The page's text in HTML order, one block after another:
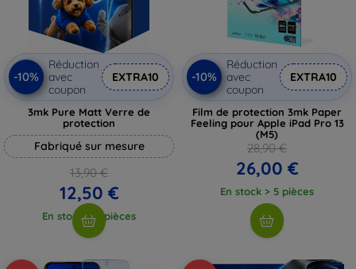
-10%
Réduction
avec
coupon
EXTRA10
3mk Pure Matt Verre de
protection
Fabriqué sur mesure
13,90 €
12,50 €
En stock > 5 pièces
-10%
Réduction
avec
coupon
EXTRA10
Film de protection 3mk Paper
Feeling pour Apple iPad Pro 13
(M5)
28,90 €
26,00 €
En stock > 5 pièces